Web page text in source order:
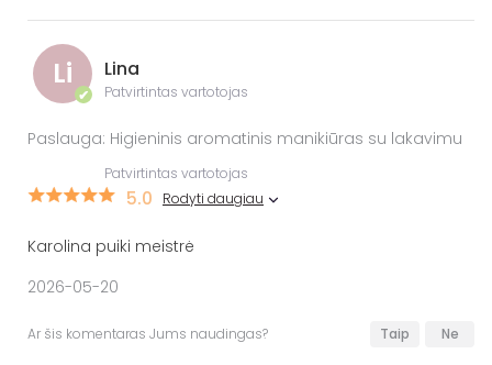
Li
✔
Lina
Patvirtintas vartotojas
Paslauga: Higieninis aromatinis manikiūras su lakavimu
Patvirtintas vartotojas
5.0 Rodyti daugiau
Karolina puiki meistrė
2026-05-20
Ar šis komentaras Jums naudingas? Taip Ne